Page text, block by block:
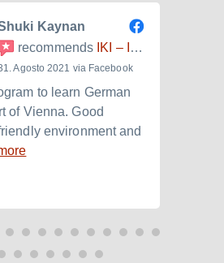
Kaynan
recommends IKI – Internationales Kulturinstitut
Agosto 2021 via Facebook
to learn German
of Vienna. Good
environment and